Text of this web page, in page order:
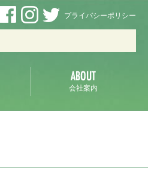
プライバシーポリシー
会社案内